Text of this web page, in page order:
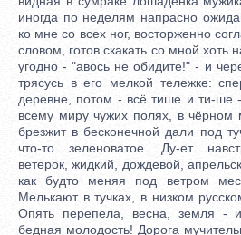
иногда по неделям напрасно
ко мне со всех ног, восторженно
словом, готов скакать со мной хоть
угодно - "авось не обидите!" - и
трясусь в его мелкой тележке:
деревне, потом - всё тише и ти-ше
всему миру чужих полях, в чёрном
брезжит в бесконечной дали под
что-то зеленоватое. Ду-ет
ветерок, жидкий, дождевой,
как будто меняя под ветром
Мелькают в тучках, в низком
Опять перепела, весна, земля -
бедная молодость! Дорога